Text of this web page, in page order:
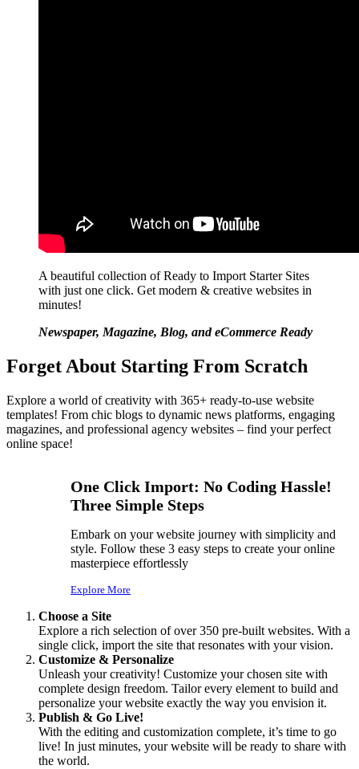
A beautiful collection of Ready to Import Starter Sites
with just one click. Get modern & creative websites in
minutes!
Newspaper, Magazine, Blog, and eCommerce Ready
Forget About Starting From Scratch
Explore a world of creativity with 365+ ready-to-use website
templates! From chic blogs to dynamic news platforms, engaging
magazines, and professional agency websites – find your perfect
online space!
One Click Import: No Coding Hassle!
Three Simple Steps
Embark on your website journey with simplicity and
style. Follow these 3 easy steps to create your online
masterpiece effortlessly
Explore More
Choose a Site
Explore a rich selection of over 350 pre-built websites. With a
single click, import the site that resonates with your vision.
Customize & Personalize
Unleash your creativity! Customize your chosen site with
complete design freedom. Tailor every element to build and
personalize your website exactly the way you envision it.
Publish & Go Live!
With the editing and customization complete, it’s time to go
live! In just minutes, your website will be ready to share with
the world.